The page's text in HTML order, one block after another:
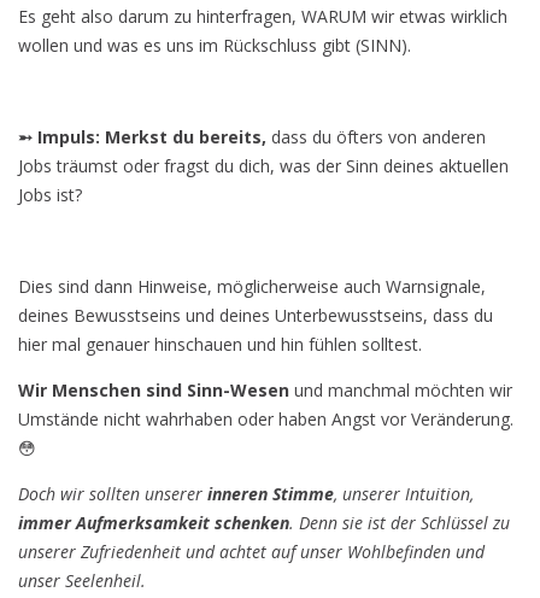
Es geht also darum zu hinterfragen, WARUM wir etwas wirklich
wollen und was es uns im Rückschluss gibt (SINN).
➵ Impuls: Merkst du bereits, dass du öfters von anderen
Jobs träumst oder fragst du dich, was der Sinn deines aktuellen
Jobs ist?
Dies sind dann Hinweise, möglicherweise auch Warnsignale,
deines Bewusstseins und deines Unterbewusstseins, dass du
hier mal genauer hinschauen und hin fühlen solltest.
Wir Menschen sind Sinn-Wesen und manchmal möchten wir
Umstände nicht wahrhaben oder haben Angst vor Veränderung.
😳
Doch wir sollten unserer inneren Stimme, unserer Intuition,
immer Aufmerksamkeit schenken. Denn sie ist der Schlüssel zu
unserer Zufriedenheit und achtet auf unser Wohlbefinden und
unser Seelenheil.